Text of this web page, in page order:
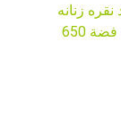
نقره زنانه
650